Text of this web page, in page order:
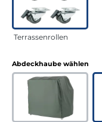
Terrassenrollen
Abdeckhaube wählen